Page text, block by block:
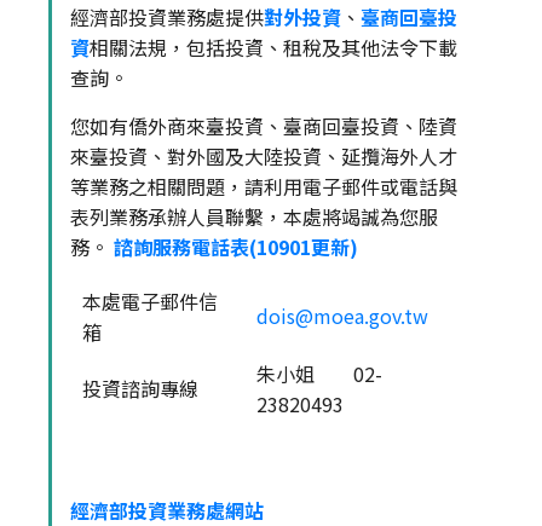
經濟部投資業務處提供對外投資 、 臺商回臺投
資相關法規，包括投資、租稅及其他法令下載
查詢。
您如有僑外商來臺投資、臺商回臺投資、陸資
來臺投資、對外國及大陸投資、延攬海外人才
等業務之相關問題，請利用電子郵件或電話與
表列業務承辦人員聯繫，本處將竭誠為您服
務。 諮詢服務電話表(10901更新)
本處電子郵件信
箱
dois@moea.gov.tw
投資諮詢專線
朱小姐 02-
23820493
經濟部投資業務處網站